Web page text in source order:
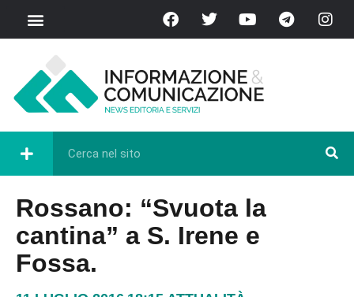
Rossano: “Svuota la
cantina” a S. Irene e
Fossa.